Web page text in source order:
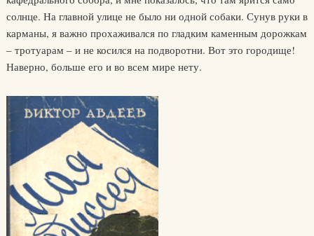
солнце. На главной улице не было ни одной собаки. Сунув руки в
карманы, я важно прохаживался по гладким каменным дорожкам
– тротуарам – и не косился на подворотни. Вот это городище!
Наверно, больше его и во всем мире нету.